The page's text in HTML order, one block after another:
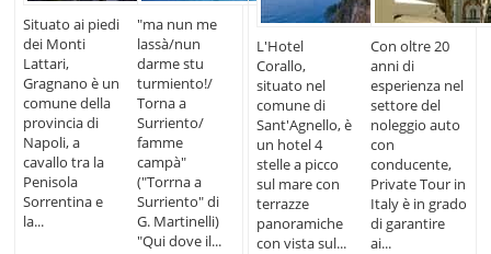
Situato ai piedi
dei Monti
Lattari,
Gragnano è un
comune della
provincia di
Napoli, a
cavallo tra la
Penisola
Sorrentina e
la...
"ma nun me
lassà/nun
darme stu
turmiento!/
Torna a
Surriento/
famme
campà"
("Torrna a
Surriento" di
G. Martinelli)
"Qui dove il...
L'Hotel
Corallo,
situato nel
comune di
Sant'Agnello, è
un hotel 4
stelle a picco
sul mare con
terrazze
panoramiche
con vista sul...
Con oltre 20
anni di
esperienza nel
settore del
noleggio auto
con
conducente,
Private Tour in
Italy è in grado
di garantire
ai...